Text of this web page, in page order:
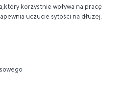
korzystnie wpływa na pracę
uczucie sytości na dłużej.